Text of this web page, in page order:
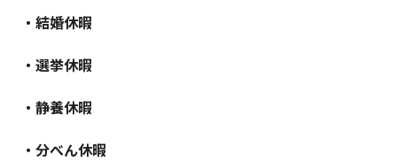
・結婚休暇
・選挙休暇
・静養休暇
・分べん休暇